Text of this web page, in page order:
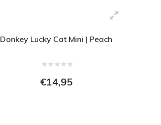
Donkey Lucky Cat Mini | Peach
€14,95